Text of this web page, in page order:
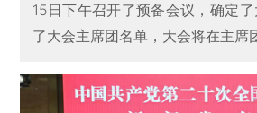
15日下午召开了预备会议，确定
了大会主席团名单，大会将在主席